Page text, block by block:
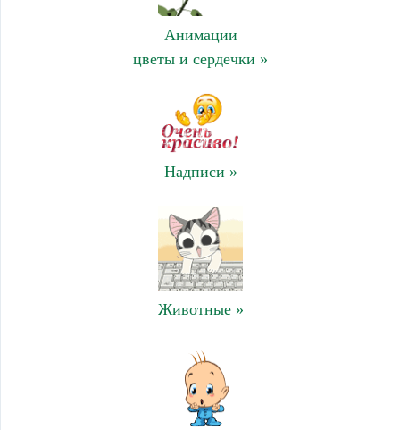
Анимации
цветы и сердечки »
Надписи »
Животные »